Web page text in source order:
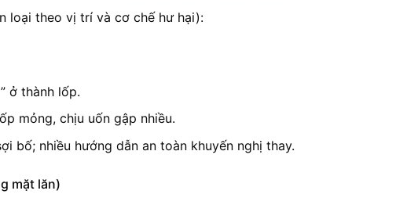
loại theo vị trí và cơ chế hư hại):
ở thành lốp.
mỏng, chịu uốn gập nhiều.
bố; nhiều hướng dẫn an toàn khuyến nghị thay.
mặt lăn)